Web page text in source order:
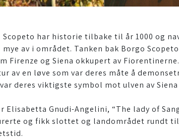
Scopeto har historie tilbake til år 1000 og
mye av i området. Tanken bak Borgo
Firenze og Siena okkupert av
av en løve som var deres måte å
deres viktigste symbol mot ulven av
Elisabetta Gnudi-Angelini, “The lady of
og fikk slottet og landområdet rundt